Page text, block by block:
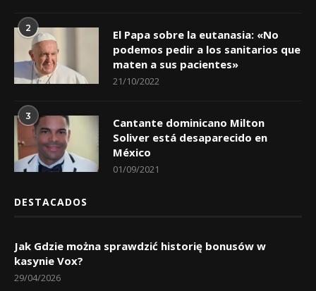
2
El Papa sobre la eutanasia: «No
podemos pedir a los sanitarios que
maten a sus pacientes»
21/10/2022
3
Cantante dominicano Milton
Soliver está desaparecido en
México
01/09/2021
DESTACADOS
Jak Gdzie można sprawdzić historię bonusów w
kasynie Vox?
29/04/2026